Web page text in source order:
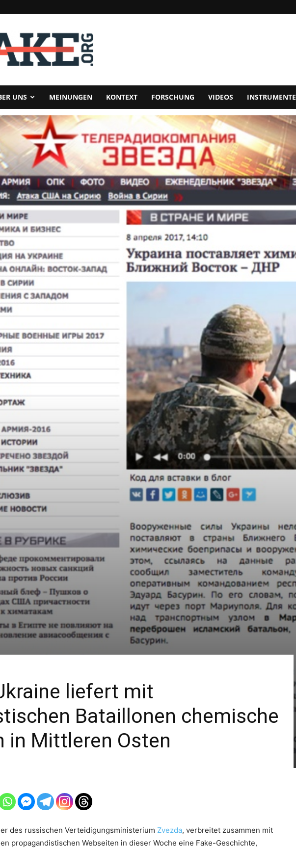
UNS MEINUNGEN KONTEXT FORSCHUNG VIDEOS INSTRUMENTE
liefert mit
Bataillonen chemische
in Mittleren Osten
des russischen Verteidigungsministerium Zvezda, verbreitet zusammen mit
propagandistischen Webseiten in dieser Woche eine Fake-Geschichte,